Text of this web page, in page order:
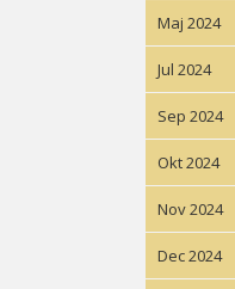
Maj 2024
Jul 2024
Sep 2024
Okt 2024
Nov 2024
Dec 2024